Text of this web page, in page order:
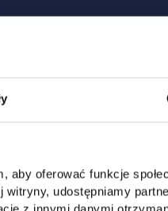
oferować funkcje
udostępniamy